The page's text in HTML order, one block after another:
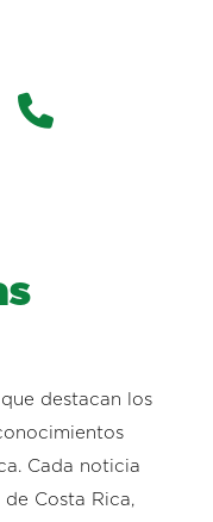
destacan los
Cada noticia
Costa Rica,